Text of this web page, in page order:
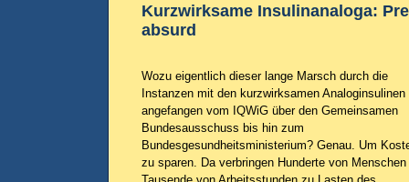
Kurzwirksame Insulinanaloga:
absurd
Wozu eigentlich dieser lange Marsch durch die
Instanzen mit den kurzwirksamen Analoginsulinen
angefangen vom IQWiG über den Gemeinsamen
Bundesausschuss bis hin zum
Bundesgesundheitsministerium? Genau. Um
zu sparen. Da verbringen Hunderte von Menschen